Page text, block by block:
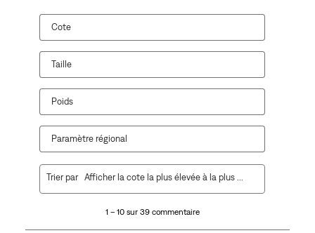
Cote
Taille
Poids
Paramètre régional
39
1 – 10 sur 39 commentaire
Trier par Afficher la cote la plus élevée à la plus faible